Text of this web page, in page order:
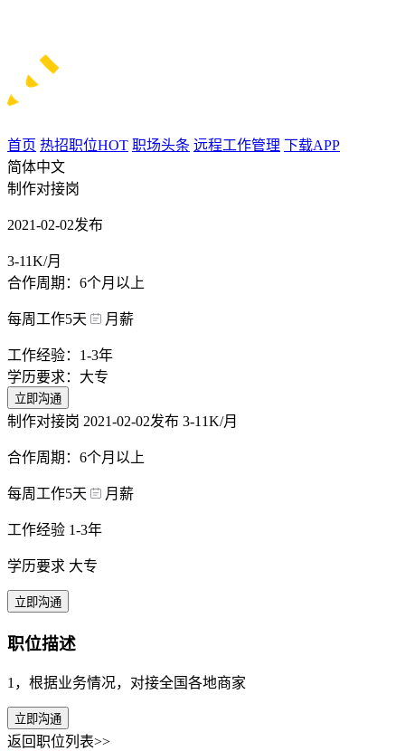
首页 热招职位HOT 职场头条 远程工作管理 下载APP
简体中文
制作对接岗
2021-02-02发布
3-11K/月
合作周期：6个月以上
每周工作5天 月薪
工作经验：1-3年
学历要求：大专
立即沟通
制作对接岗 2021-02-02发布 3-11K/月
合作周期：6个月以上
每周工作5天 月薪
工作经验 1-3年
学历要求 大专
立即沟通
职位描述
1，根据业务情况，对接全国各地商家
立即沟通
返回职位列表>>